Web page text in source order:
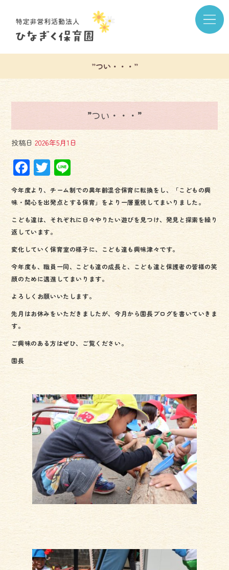
”つい・・・”
”つい・・・”
投稿日 2026年5月1日
F
ac
e
b
o
ok
T
wi
tt
er
ne
今年度より、チーム制での異年齢混合保育に転換をし、「こどもの興
味・関心を出発点とする保育」をより一層重視してまいりました。
こども達は、それぞれに日々やりたい遊びを見つけ、発見と探索を繰り
返しています。
変化していく保育室の様子に、こども達も興味津々です。
今年度も、職員一同、こども達の成長と、こども達と保護者の皆様の笑
顔のために邁進してまいります。
よろしくお願いいたします。
先月はお休みをいただきましたが、今月から園長ブログを書いていきま
す。
ご興味のある方はぜひ、ご覧ください。
園長